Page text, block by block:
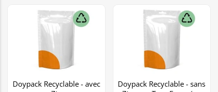
Doypack Recyclable - avec
Doypack Recyclable - sans